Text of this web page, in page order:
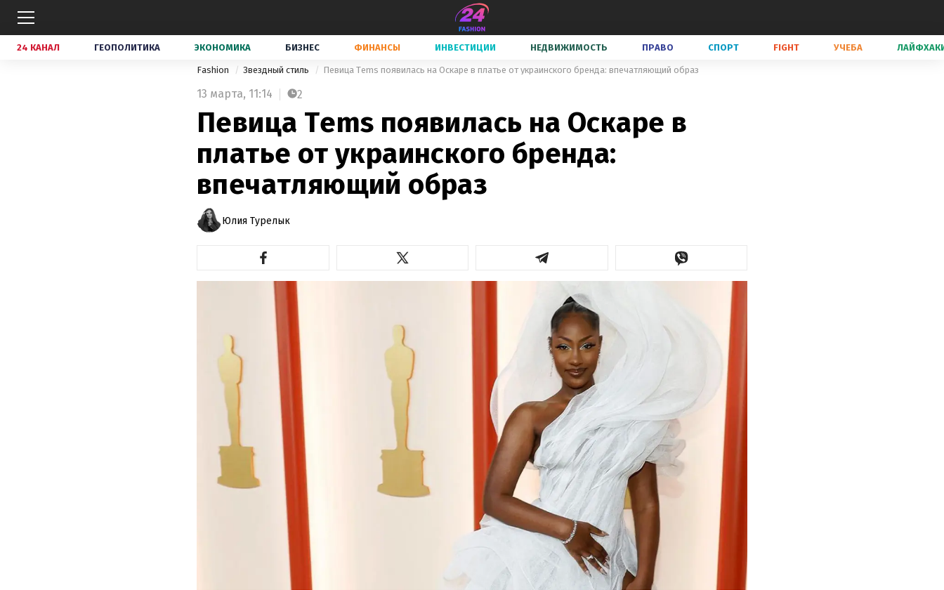
24 КАНАЛ ГЕОПОЛИТИКА ЭКОНОМИКА БИЗНЕС ФИНАНСЫ ИНВЕСТИЦИИ НЕДВИЖИМОСТЬ ПРАВО СПОРТ FIGHT УЧЕБА
Fashion Звездный стиль Певица Tems появилась на Оскаре в платье от украинского бренда: впечатляющий образ
13 марта, 11:14 2
Певица Tems появилась на Оскаре в
платье от украинского бренда:
впечатляющий образ
Юлия Турелык